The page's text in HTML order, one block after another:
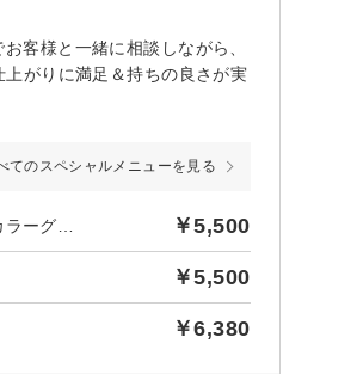
客様と一緒に相談しながら、
がりに満足＆持ちの良さが実
てのスペシャルメニューを見る
￥5,500
￥5,500
￥6,380